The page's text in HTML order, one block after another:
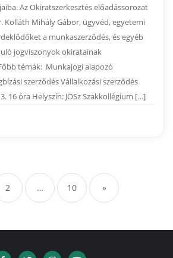
Az Okiratszerkesztés előadássorozat
Kolláth Mihály Gábor, ügyvéd, egyetemi
a munkaszerződés, és egyéb
jogviszonyok okiratainak
témák: Munkajogi alapozó
szerződés Vállalkozási szerződés
16 óra Helyszín: JÖSz Szakkollégium […]
2 … 10 »